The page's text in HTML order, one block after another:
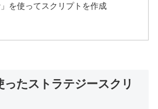
を使ってスクリプトを作成
ったストラテジースクリ